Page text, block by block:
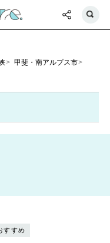
甲斐・南アルプス市
すすめ